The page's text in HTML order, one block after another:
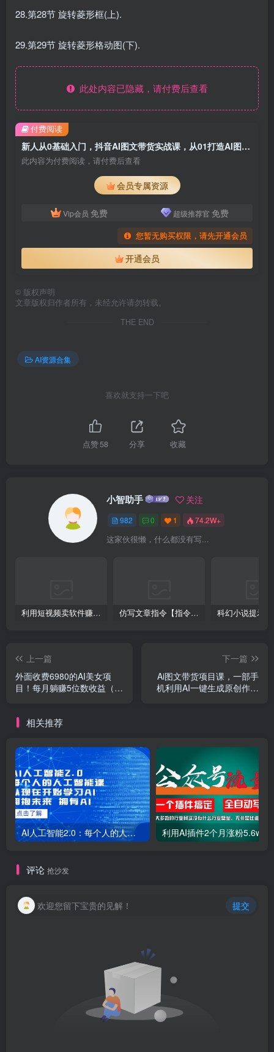
28.第28节 旋转菱形框(上).
29.第29节 旋转菱形格动图(下).
此处内容已隐藏，请付费后查看
新人从0基础入门，抖音AI图文带货实战课，从01打造AI图文带货
此内容为付费阅读，请付费后查看
会员专属资源
Vip会员 免费 超级推荐官 免费
您暂无购买权限，请先开通会员
开通会员
付费阅读
© 版权声明
文章版权归作者所有，未经允许请勿转载。
THE END
AI资源合集
喜欢就支持一下吧
点赞58 分享 收藏
小智助手 关注
982 0 1 74.2W+
这家伙很懒，什么都没有写...
利用短视频卖软件赚钱，新手小白轻松月入10000+！ 仿写文章指令【指令+教程】
上一篇
外面收费6980的AI美女项
目！每月躺赚5位数收益（教
下一篇
Ai图文带货项目课，一部手
机利用AI一键生成原创作品
相关推荐
AI人工智能2.0：每个人的人工智能课：从现在开始学习AI（38节课）
评论 抢沙发
欢迎您留下宝贵的见解！ 提交